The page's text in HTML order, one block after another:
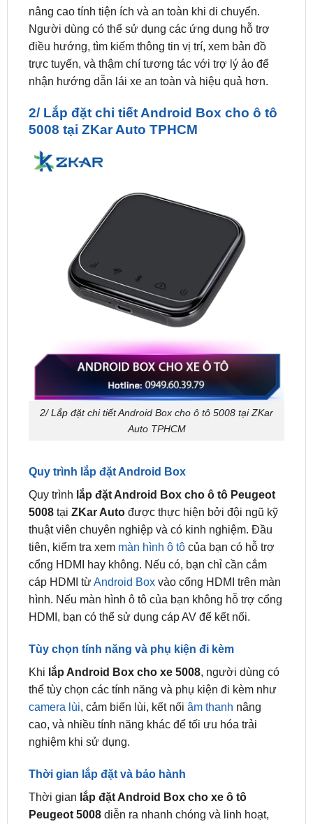
điều hướng, tìm kiếm thông tin vị trí, xem bản đồ
trực tuyến, và thậm chí tương tác với trợ lý ảo để
nhận hướng dẫn lái xe an toàn và hiệu quả hơn.
2/ Lắp đặt chi tiết Android Box cho ô tô
Auto TPHCM
Quy trình lắp đặt Android Box
5008 tạiZKar Autođược thực hiện bởi đội ngũ kỹ
thuật viên chuyên nghiệp và có kinh nghiệm. Đầu
tiên, kiểm tra xemmàn hình ô tôcủa bạn có hỗ trợ
cổng HDMI hay không. Nếu có, bạn chỉ cần cắm
cáp HDMI từ Android Boxvào cổng HDMI trên màn
hình. Nếu màn hình ô tô của bạn không hỗ trợ cổng
HDMI, bạn có thể sử dụng cáp AV để kết nối.
Tùy chọn tính năng và phụ kiện đi kèm
thể tùy chọn các tính năng và phụ kiện đi kèm như
camera lùi, cảm biến lùi, kết nốiâm thanhnâng
cao, và nhiều tính năng khác để tối ưu hóa trải
nghiệm khi sử dụng.
Thời gian lắp đặt và bảo hành
Peugeot 5008diễn ra nhanh chóng và linh hoạt,
đảm bảo không làm ảnh hưởng đến việc sử dụng
xe của khách hàng. Ngoài ra,Zkarauto.vncũng